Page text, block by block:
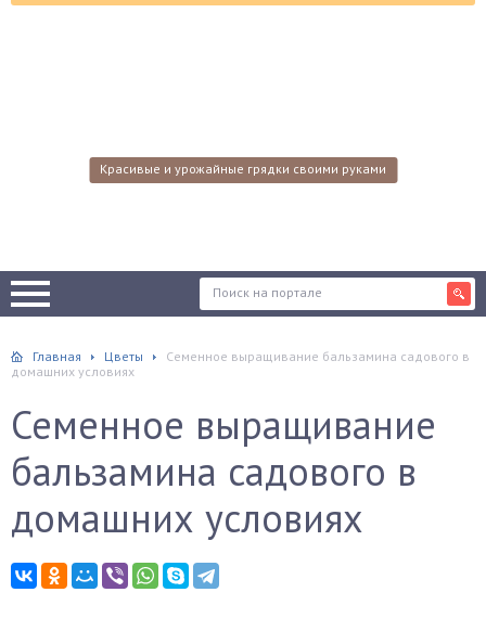
Красивые и урожайные грядки своими руками
Главная Цветы
Семенное выращивание бальзамина садового в
домашних условиях
Семенное выращивание
бальзамина садового в
домашних условиях